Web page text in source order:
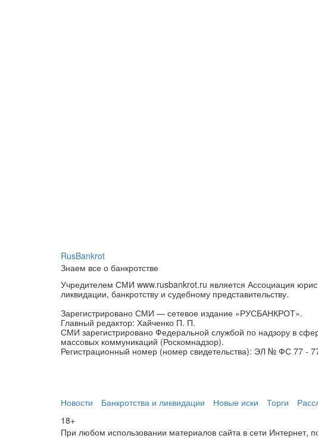
RusBankrot
Знаем все о банкротстве
Учредителем СМИ www.rusbankrot.ru является Ассоциация
ликвидации, банкротству и судебному представительству.
Зарегистрировано СМИ — сетевое издание «РУСБАНКРОТ».
Главный редактор: Хайченко П. П.
СМИ зарегистрировано Федеральной службой по надзору в
массовых коммуникаций (Роскомнадзор).
Регистрационный номер (номер свидетельства): ЭЛ № ФС 77 -
Новости Банкротства и ликвидации Новые иски Торги
18+
При любом использовании материалов сайта в сети Интернет,